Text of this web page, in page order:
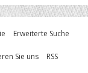
Erweiterte Suche
Sie uns RSS